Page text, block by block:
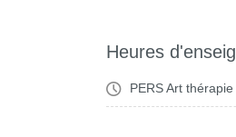
Heures
PERS Art thérapie